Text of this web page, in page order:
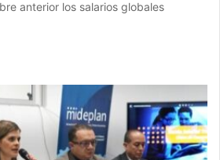
anterior los salarios globales